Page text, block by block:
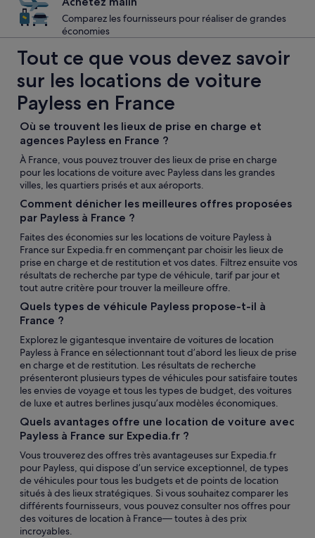
Comparez les fournisseurs pour réaliser de grandes
économies
Tout ce que vous devez savoir
sur les locations de voiture
Payless en France
Où se trouvent les lieux de prise en charge et
agences Payless en France ?
À France, vous pouvez trouver des lieux de prise en charge
pour les locations de voiture avec Payless dans les grandes
villes, les quartiers prisés et aux aéroports.
Comment dénicher les meilleures offres proposées
par Payless à France ?
Faites des économies sur les locations de voiture Payless à
France sur Expedia.fr en commençant par choisir les lieux de
prise en charge et de restitution et vos dates. Filtrez ensuite vos
résultats de recherche par type de véhicule, tarif par jour et
tout autre critère pour trouver la meilleure offre.
Quels types de véhicule Payless propose-t-il à
France ?
Explorez le gigantesque inventaire de voitures de location
Payless à France en sélectionnant tout d’abord les lieux de prise
en charge et de restitution. Les résultats de recherche
présenteront plusieurs types de véhicules pour satisfaire toutes
les envies de voyage et tous les types de budget, des voitures
de luxe et autres berlines jusqu’aux modèles économiques.
Quels avantages offre une location de voiture avec
Payless à France sur Expedia.fr ?
Vous trouverez des offres très avantageuses sur Expedia.fr
pour Payless, qui dispose d’un service exceptionnel, de types
de véhicules pour tous les budgets et de points de location
situés à des lieux stratégiques. Si vous souhaitez comparer les
différents fournisseurs, vous pouvez consulter nos offres pour
des voitures de location à France— toutes à des prix
incroyables.